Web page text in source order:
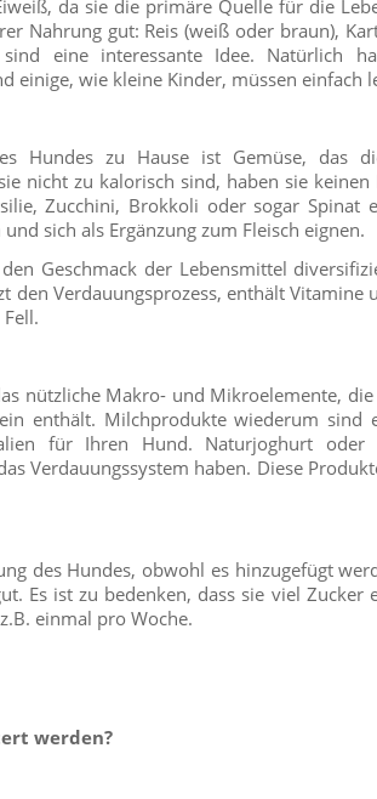
da sie die primäre Quelle für die
Nahrung gut: Reis (weiß oder braun),
eine interessante Idee. Natürlich
einige, wie kleine Kinder, müssen einfach
Hundes zu Hause ist Gemüse, das
nicht zu kalorisch sind, haben sie keinen
Zucchini, Brokkoli oder sogar Spinat
sich als Ergänzung zum Fleisch eignen.
Geschmack der Lebensmittel
den Verdauungsprozess, enthält Vitamine
nützliche Makro- und Mikroelemente,
enthält. Milchprodukte wiederum sind
für Ihren Hund. Naturjoghurt oder
Verdauungssystem haben. Diese
des Hundes, obwohl es hinzugefügt
Es ist zu bedenken, dass sie viel Zucker
einmal pro Woche.
werden?